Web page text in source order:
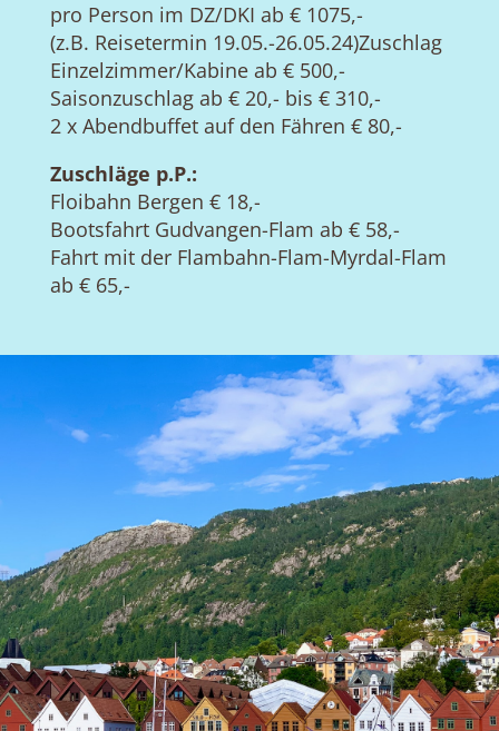
pro Person im DZ/DKI ab € 1075,-
(z.B. Reisetermin 19.05.-26.05.24)Zuschlag
Einzelzimmer/Kabine ab € 500,-
Saisonzuschlag ab € 20,- bis € 310,-
2 x Abendbuffet auf den Fähren € 80,-
Zuschläge p.P.:
Floibahn Bergen € 18,-
Bootsfahrt Gudvangen-Flam ab € 58,-
Fahrt mit der Flambahn-Flam-Myrdal-Flam
ab € 65,-